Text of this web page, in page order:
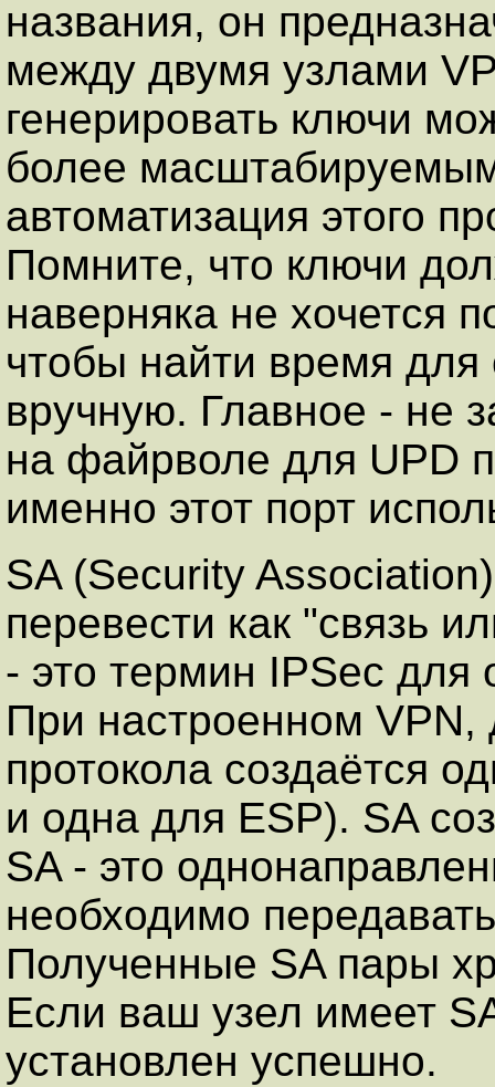
названия, он
между двумя узлами
генерировать ключи
более
автоматизация этого
Помните, что ключи
наверняка не хочется
чтобы найти время
вручную. Главное - не
на файрволе для UPD
именно этот порт
SA (Security
перевести как "связь
- это термин IPSec для
При настроенном VPN,
протокола создаётся
и одна для ESP). SA
SA - это
необходимо
Полученные SA пары
Если ваш узел имеет
установлен успешно.